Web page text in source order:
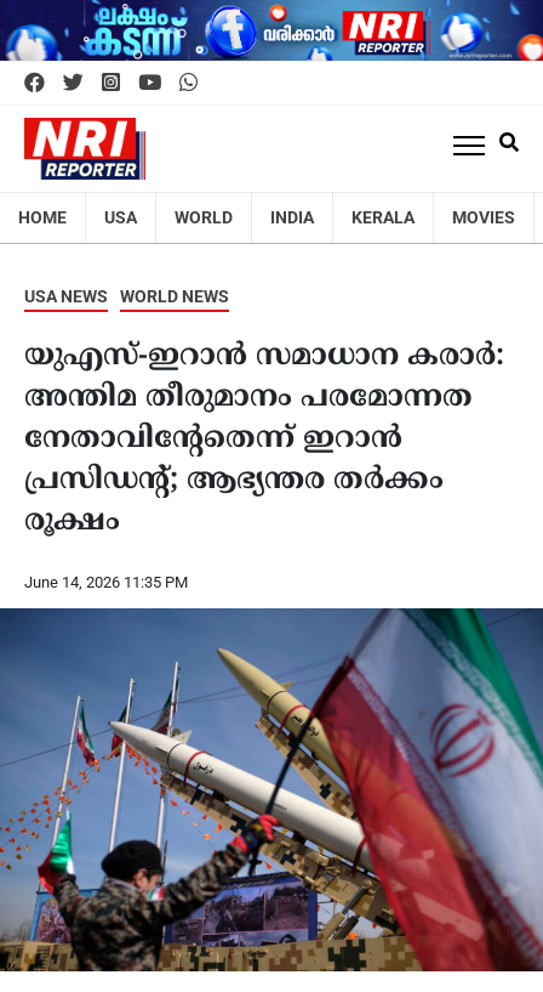
HOME USA WORLD INDIA KERALA MOVIES
USA NEWS WORLD NEWS
യുഎസ്-ഇറാൻ സമാധാന കരാർ:
അന്തിമ തീരുമാനം പരമോന്നത
നേതാവിന്റേതെന്ന് ഇറാൻ
പ്രസിഡന്റ്; ആഭ്യന്തര തർക്കം
രൂക്ഷം
June 14, 2026 11:35 PM